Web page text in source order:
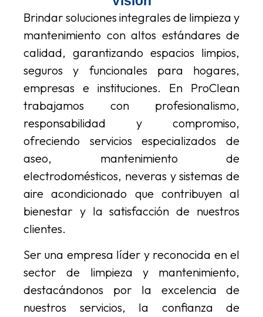
Brindar soluciones integrales de limpieza y
mantenimiento con altos estándares de
calidad, garantizando espacios limpios,
seguros y funcionales para hogares,
empresas e instituciones. En ProClean
trabajamos con profesionalismo,
responsabilidad y compromiso,
ofreciendo servicios especializados de
aseo, mantenimiento de
electrodomésticos, neveras y sistemas de
aire acondicionado que contribuyen al
bienestar y la satisfacción de nuestros
clientes.
Ser una empresa líder y reconocida en el
sector de limpieza y mantenimiento,
destacándonos por la excelencia de
nuestros servicios, la confianza de